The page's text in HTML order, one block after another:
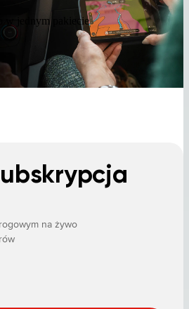
w jednym pakiecie
na żywo